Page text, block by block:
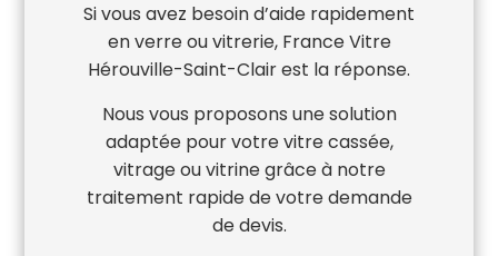
Si vous avez besoin d’aide rapidement
en verre ou vitrerie, France Vitre
Hérouville-Saint-Clair est la réponse.
Nous vous proposons une solution
adaptée pour votre vitre cassée,
vitrage ou vitrine grâce à notre
traitement rapide de votre demande
de devis.